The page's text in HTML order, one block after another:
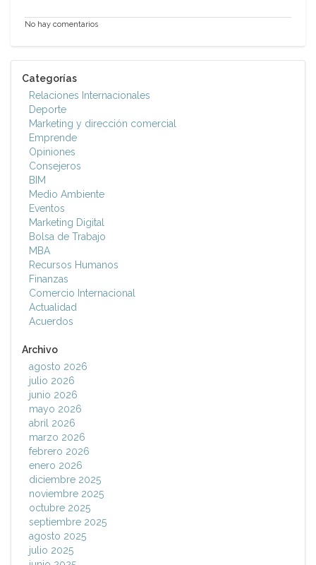
No hay comentarios
Categorías
Relaciones Internacionales
Deporte
Marketing y dirección comercial
Emprende
Opiniones
Consejeros
BIM
Medio Ambiente
Eventos
Marketing Digital
Bolsa de Trabajo
MBA
Recursos Humanos
Finanzas
Comercio Internacional
Actualidad
Acuerdos
Archivo
agosto 2026
julio 2026
junio 2026
mayo 2026
abril 2026
marzo 2026
febrero 2026
enero 2026
diciembre 2025
noviembre 2025
octubre 2025
septiembre 2025
agosto 2025
julio 2025